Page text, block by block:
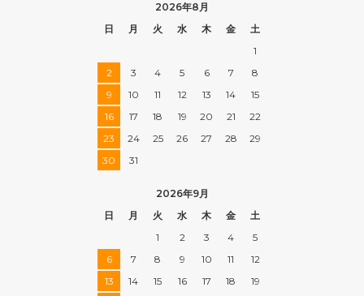
2026年8月
日
月 火 水 木 金
土
1
2
3 4 5 6 7
8
9
10 11 12 13 14
15
16
17 18 19 20 21
22
23
24 25 26 27 28
29
30
31
2026年9月
日
月 火 水 木 金
土
1
2 3 4
5
6
7 8 9 10 11
12
13
14 15 16 17 18
19